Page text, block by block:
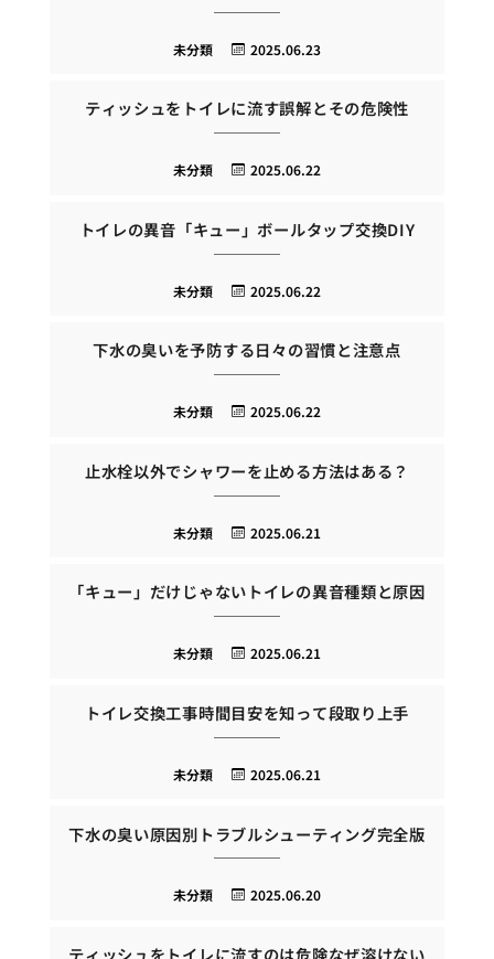
2025.06.23
未分類
ティッシュをトイレに流す誤解とその危険性
2025.06.22
未分類
トイレの異音「キュー」ボールタップ交換DIY
2025.06.22
未分類
下水の臭いを予防する日々の習慣と注意点
2025.06.22
未分類
止水栓以外でシャワーを止める方法はある？
2025.06.21
未分類
「キュー」だけじゃないトイレの異音種類と原因
2025.06.21
未分類
トイレ交換工事時間目安を知って段取り上手
2025.06.21
未分類
下水の臭い原因別トラブルシューティング完全版
2025.06.20
未分類
ティッシュをトイレに流すのは危険なぜ溶けない